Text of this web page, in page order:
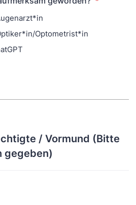
Optometrist*in
/ Vormund (Bitte
gegeben)